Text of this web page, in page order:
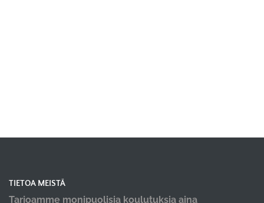
TIETOA MEISTÄ
Tarjoamme monipuolisia koulutuksia aina